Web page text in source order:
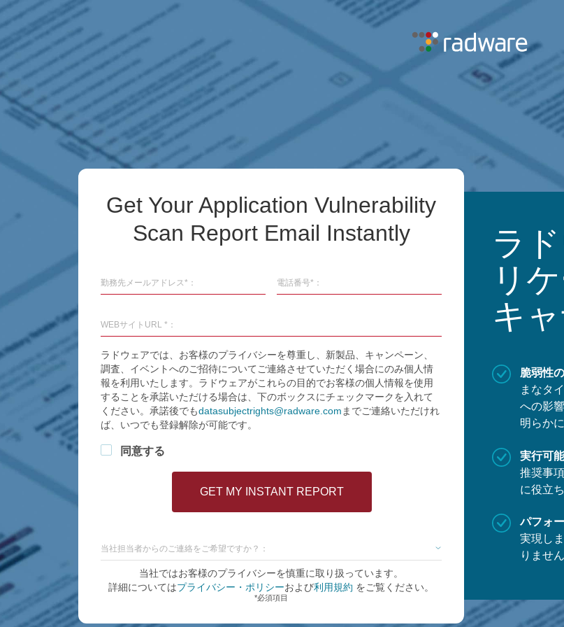
Get Your Application Vulnerability
Scan Report Email Instantly
勤務先メールアドレス*： 電話番号*：
WEBサイトURL *：
ラドウェアでは、お客様のプライバシーを尊重し、新製品、キャンペーン、
調査、イベントへのご招待についてご連絡させていただく場合にのみ個人情
報を利用いたします。ラドウェアがこれらの目的でお客様の個人情報を使用
することを承諾いただける場合は、下のボックスにチェックマークを入れて
ください。承諾後でもdatasubjectrights@radware.com までご連絡いただけれ
ば、いつでも登録解除が可能です。
同意する
当社担当者からのご連絡をご希望ですか？：
当社ではお客様のプライバシーを慎重に取り扱っています。
詳細についてはプライバシー・ポリシーおよび利用規約 をご覧ください。
*必須項目
ラ
リ
キ
脆弱性
まなタ
への影
明らか
実行可
推奨事
に役立
パフォ
実現し
りませ